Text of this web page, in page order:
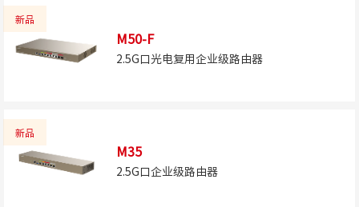
新品
M50-F
2.5G口光电复用企业级路由器
新品
M35
2.5G口企业级路由器